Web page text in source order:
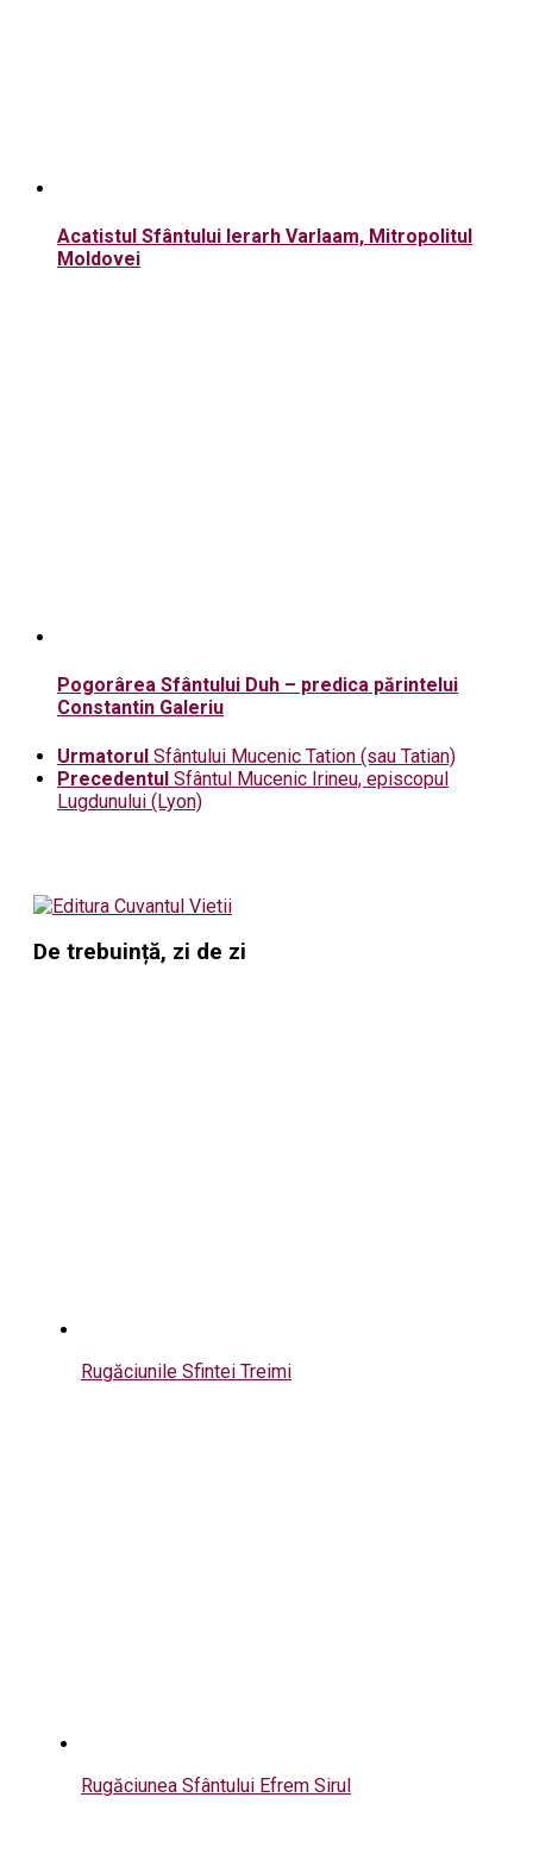
Acatistul Sfântului Ierarh Varlaam, Mitropolitul
Moldovei
Pogorârea Sfântului Duh – predica părintelui
Constantin Galeriu
Urmatorul Sfântului Mucenic Tation (sau Tatian)
Precedentul Sfântul Mucenic Irineu, episcopul
Lugdunului (Lyon)
De trebuință, zi de zi
Rugăciunile Sfintei Treimi
Rugăciunea Sfântului Efrem Sirul